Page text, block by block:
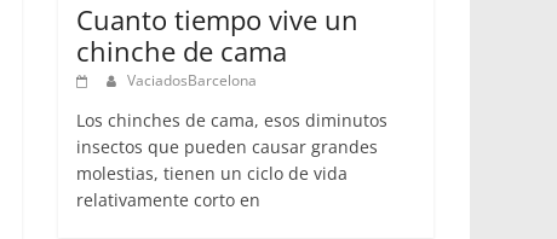
Cuanto tiempo vive un
chinche de cama
VaciadosBarcelona
Los chinches de cama, esos diminutos
insectos que pueden causar grandes
molestias, tienen un ciclo de vida
relativamente corto en